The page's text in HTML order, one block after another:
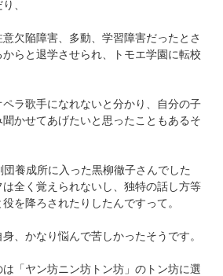
、
欠陥障害、多動、学習障害だったとさ
らと退学させられ、トモエ学園に転校
ラ歌手になれないと分かり、自分の子
かせてあげたいと思ったこともあるそ
養成所に入った黒柳徹子さんでした
全く覚えられないし、独特の話し方等
を降ろされたりしたんですって。
、かなり悩んで苦しかったそうです。
「ヤン坊ニン坊トン坊」のトン坊に選